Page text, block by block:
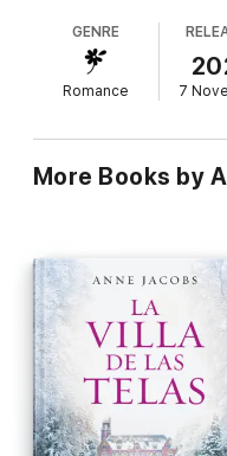
Alguns meses depois, a
necessidade, em um
auxiliadas pela
Um dia, chega a notícia
guerra. Apesar da
Melzers, que passam a
apoio.
E quando um jovem
levado à Vila
pode ser responsável por
baixo mais uma vez.
promete nunca mais
devolveu a vontade de
GENRE
Romance 7
More Books by